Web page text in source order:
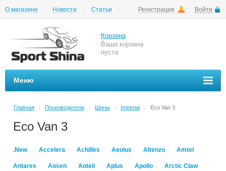
Регистрация Войти
О магазине Новости
Статьи
Корзина
Ваша корзина
пуста
Меню
Главная / Производители / Шины / Imperial / Eco Van 3
Eco Van 3
.New Accelera Achilles Aeolus Altenzo Amtel
Antares Aosen Aoteli Aplus Apollo Arctic Claw